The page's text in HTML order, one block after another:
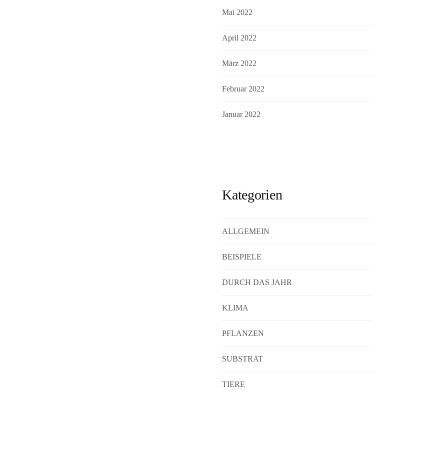
Mai 2022
April 2022
März 2022
Februar 2022
Januar 2022
Kategorien
ALLGEMEIN
BEISPIELE
DURCH DAS JAHR
KLIMA
PFLANZEN
SUBSTRAT
TIERE